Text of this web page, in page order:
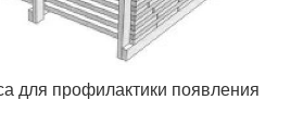
для профилактики появления